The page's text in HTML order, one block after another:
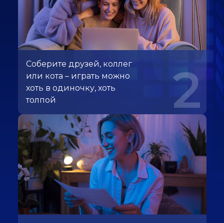
Соберите друзей, коллег
или кота – играть можно
хоть в одиночку, хоть
толпой
2